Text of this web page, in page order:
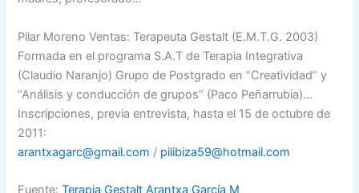
Pilar Moreno Ventas: Terapeuta Gestalt (E.M.T.G. 2003)
Formada en el programa S.A.T de Terapia Integrativa
(Claudio Naranjo) Grupo de Postgrado en “Creatividad” y
“Análisis y conducción de grupos” (Paco Peñarrubia)…
Inscripciones, previa entrevista, hasta el 15 de octubre de
2011:
arantxagarc@gmail.com / pilibiza59@hotmail.com
Fuente:Terapia Gestalt Arantxa García M